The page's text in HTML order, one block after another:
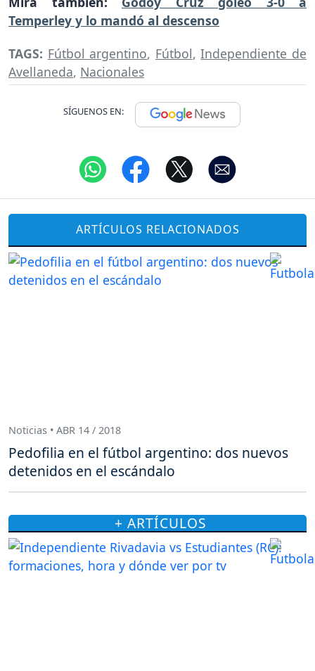
Temperley y lo mandó al descenso
TAGS: Fútbol argentino, Fútbol,Independiente de
Avellaneda, Nacionales
SÍGUENOS EN:
ARTÍCULOS RELACIONADOS
Noticias • ABR 14 / 2018
Pedofilia en el fútbol argentino: dos nuevos
detenidos en el escándalo
+ ARTÍCULOS